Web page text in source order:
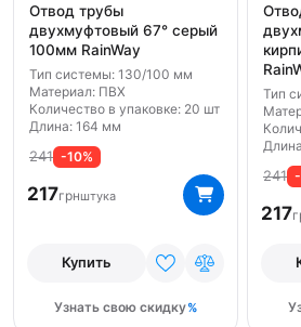
Отвод трубы
двухмуфтовый 67° серый
100мм RainWay
Тип системы: 130/100 мм
Материал: ПВХ
Количество в упаковке: 20 шт
Длина: 164 мм
241 -10%
217грнштука
Купить
Узнать свою скидку
Тип
241
217